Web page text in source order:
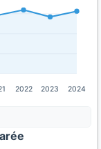
2022 2023 2024